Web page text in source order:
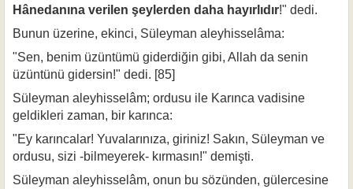
Hânedanına verilen şey­lerden daha hayırlıdır!" dedi.
Bunun üzerine, ekinci, Süleyman aleyhisselâma:
"Sen, benim üzüntümü giderdiğin gibi, Allah da senin
üzüntünü gidersin!" dedi. [85]
Süleyman aleyhisselâm; ordusu ile Karınca vadisine
geldikleri zaman, bir karınca:
"Ey karıncalar! Yuvalarınıza, giriniz! Sakın, Süleyman ve
ordusu, sizi -bilmeyerek- kırmasın!" demişti.
Süleyman aleyhisselâm, onun bu sözünden, gülercesine